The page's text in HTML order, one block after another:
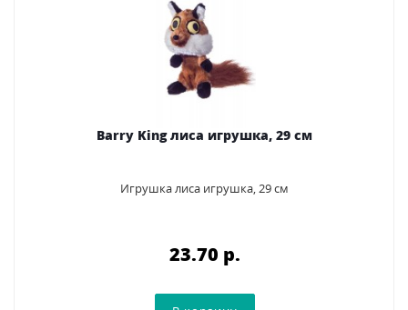
Barry King лиса игрушка, 29 см
Игрушка лиса игрушка, 29 см
23.70 p.